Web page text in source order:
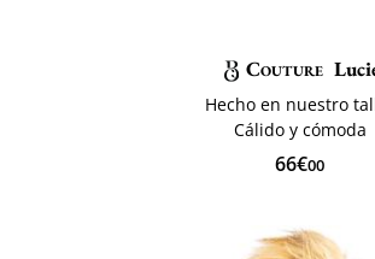
Couture
Hecho en nuestro
Cálido y cómoda
66€00